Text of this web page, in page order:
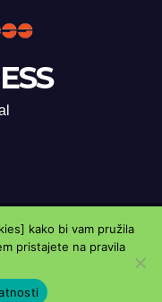
Newsup byThemeansar.
Pravila privatnosti
kako bi vam pružila
pristajete na pravila